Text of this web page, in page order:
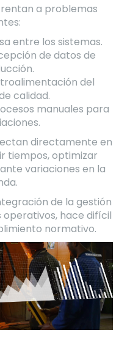
a problemas
entre los sistemas.
de datos de
del
calidad.
manuales para
directamente en
tiempos, optimizar
variaciones en la
de la gestión
hace difícil
normativo.